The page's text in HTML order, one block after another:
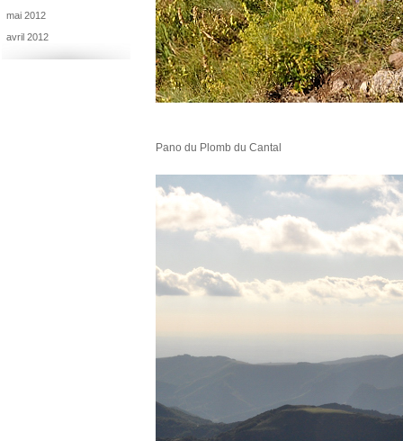
Pano du Plomb du Cantal
mai 2012
avril 2012